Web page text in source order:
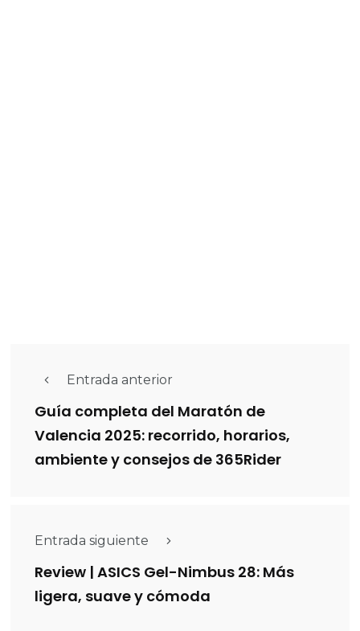
Entrada anterior
Guía completa del Maratón de
Valencia 2025: recorrido, horarios,
ambiente y consejos de 365Rider
Entrada siguiente
Review | ASICS Gel-Nimbus 28: Más
ligera, suave y cómoda